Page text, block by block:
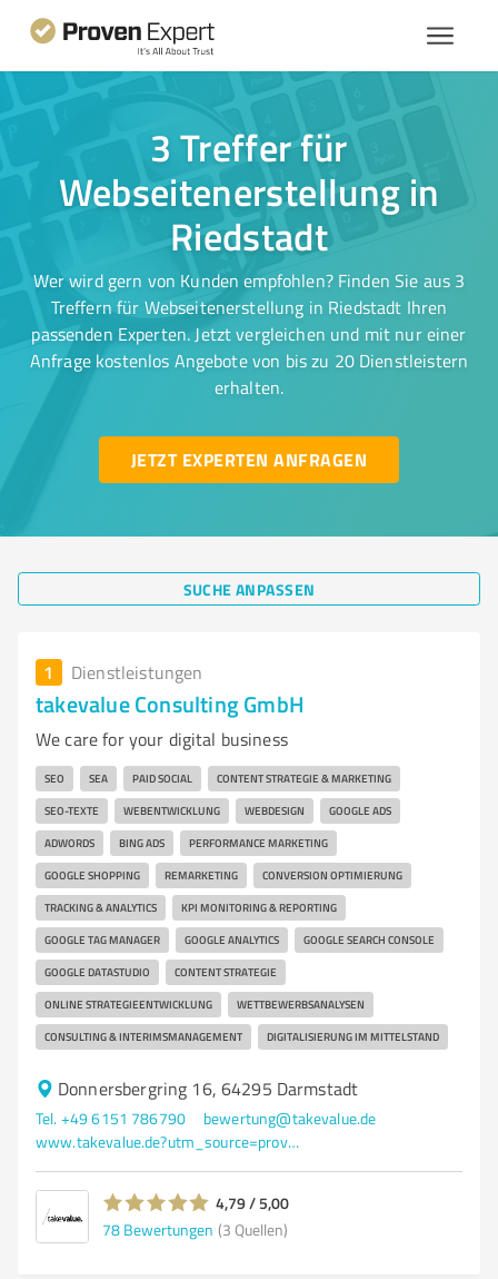
3 Treffer für
Webseitenerstellung in
Riedstadt
Wer wird gern von Kunden empfohlen? Finden Sie aus 3
Treffern für Webseitenerstellung in Riedstadt Ihren
passenden Experten. Jetzt vergleichen und mit nur einer
Anfrage kostenlos Angebote von bis zu 20 Dienstleistern
erhalten.
JETZT EXPERTEN ANFRAGEN
SUCHE ANPASSEN
1 Dienstleistungen
takevalue Consulting GmbH
We care for your digital business
SEO SEA PAID SOCIAL CONTENT STRATEGIE & MARKETING
SEO-TEXTE WEBENTWICKLUNG WEBDESIGN GOOGLE ADS
ADWORDS BING ADS PERFORMANCE MARKETING
GOOGLE SHOPPING REMARKETING CONVERSION OPTIMIERUNG
TRACKING & ANALYTICS KPI MONITORING & REPORTING
GOOGLE TAG MANAGER GOOGLE ANALYTICS GOOGLE SEARCH CONSOLE
GOOGLE DATASTUDIO CONTENT STRATEGIE
ONLINE STRATEGIEENTWICKLUNG WETTBEWERBSANALYSEN
CONSULTING & INTERIMSMANAGEMENT DIGITALISIERUNG IM MITTELSTAND
Donnersbergring 16, 64295 Darmstadt
Tel. +49 6151 786790
bewertung@takevalue.de
www.takevalue.de?utm_source=provenexpert&utm_medium=referral&utm_campaign=unternehmensprofil&utm_term=website&utm_content=button
4,79 / 5,00
78 Bewertungen (3 Quellen)